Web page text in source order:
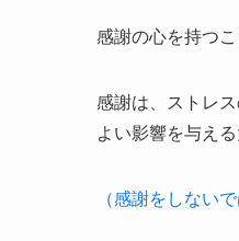
感謝の心を持つ
感謝は、ストレ
よい影響を与え
（感謝をしない